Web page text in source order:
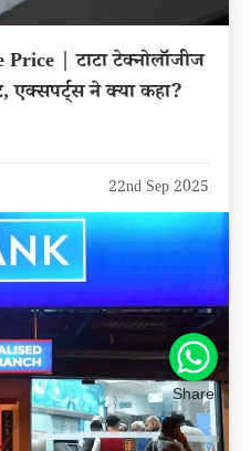
| टाटा टेक्नोलॉजीज
एक्सपर्ट्स ने क्या कहा?
22nd Sep 2025
Share